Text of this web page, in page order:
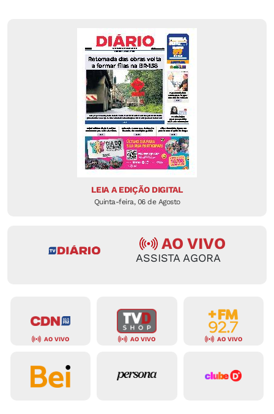
LEIA A EDIÇÃO DIGITAL
Quinta-feira, 06 de Agosto
AO VIVO
ASSISTA AGORA
AO VIVO AO VIVO AO VIVO